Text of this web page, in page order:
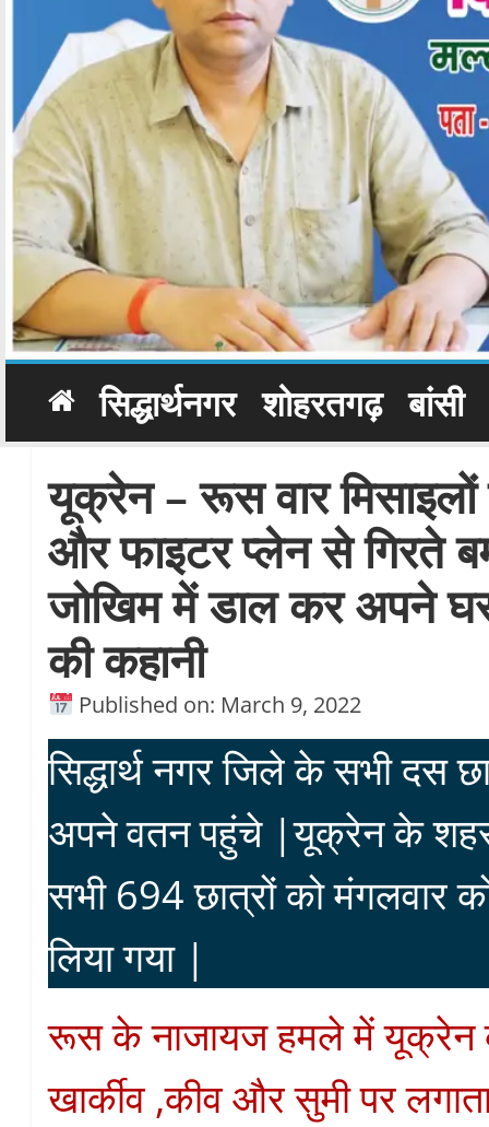
सिद्धार्थनगर शोहरतगढ़ बांसी
यूक्रेन – रूस वार
और फाइटर प्लेन से गिरते
जोखिम में डाल कर अपने
की कहानी
Published on: March 9, 2022
सिद्धार्थ नगर जिले के सभी
अपने वतन पहुंचे |यूक्रेन के
सभी 694 छात्रों को मंगलवार
लिया गया |
रूस के नाजायज हमले में यूक्रेन
खार्कीव ,कीव और सुमी पर